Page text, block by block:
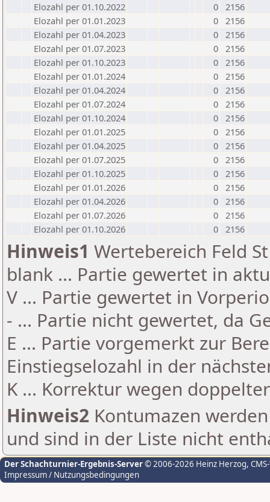
Elozahl per 01.10.2022
0 2156
Elozahl per 01.01.2023
0 2156
Elozahl per 01.04.2023
0 2156
Elozahl per 01.07.2023
0 2156
Elozahl per 01.10.2023
0 2156
Elozahl per 01.01.2024
0 2156
Elozahl per 01.04.2024
0 2156
Elozahl per 01.07.2024
0 2156
Elozahl per 01.10.2024
0 2156
Elozahl per 01.01.2025
0 2156
Elozahl per 01.04.2025
0 2156
Elozahl per 01.07.2025
0 2156
Elozahl per 01.10.2025
0 2156
Elozahl per 01.01.2026
0 2156
Elozahl per 01.04.2026
0 2156
Elozahl per 01.07.2026
0 2156
Elozahl per 01.10.2026
0 2156
Hinweis1 Wertebereich Feld
blank ... Partie gewertet in
V ... Partie gewertet in
- ... Partie nicht gewertet, da
E ... Partie vorgemerkt zur
Einstiegselozahl in der
K ... Korrektur wegen
Hinweis2 Kontumazen
und sind in der Liste nicht
Der Schachturnier-Ergebnis-Server© 2006-2026 Heinz Herzog,
Impressum / Nutzungsbedingungen